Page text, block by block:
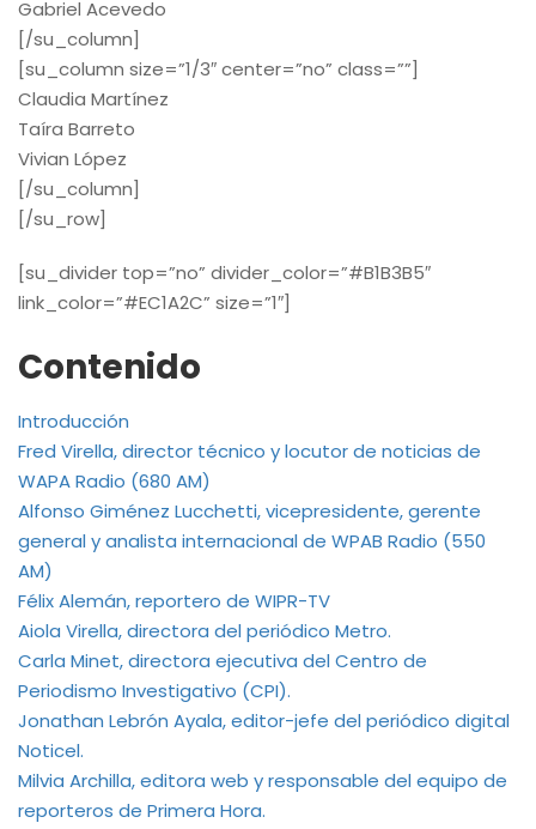
Gabriel Acevedo
[/su_column]
[su_column size=”1/3″ center=”no” class=””]
Claudia Martínez
Taíra Barreto
Vivian López
[/su_column]
[/su_row]
[su_divider top=”no” divider_color=”#B1B3B5″
link_color=”#EC1A2C” size=”1″]
Contenido
Introducción
Fred Virella, director técnico y locutor de noticias de
WAPA Radio (680 AM)
Alfonso Giménez Lucchetti, vicepresidente, gerente
general y analista internacional de WPAB Radio (550
AM)
Félix Alemán, reportero de WIPR-TV
Aiola Virella, directora del periódico Metro.
Carla Minet, directora ejecutiva del Centro de
Periodismo Investigativo (CPI).
Jonathan Lebrón Ayala, editor-jefe del periódico digital
Noticel.
Milvia Archilla, editora web y responsable del equipo de
reporteros de Primera Hora.